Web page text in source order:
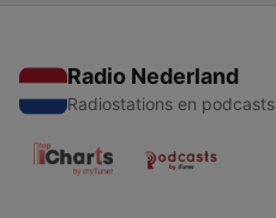
Radio Nederland
Radiostations en podcasts